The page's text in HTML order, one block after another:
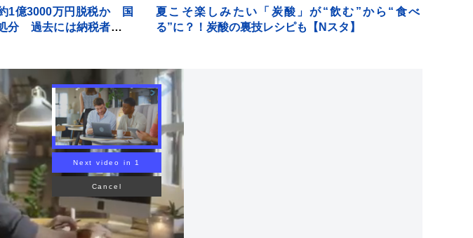
1億3000万円脱税か 国
分 過去には納税者から
夏こそ楽しみたい「炭酸」が“飲む”から“食べ
る”に？！炭酸の裏技レシピも【Nスタ】